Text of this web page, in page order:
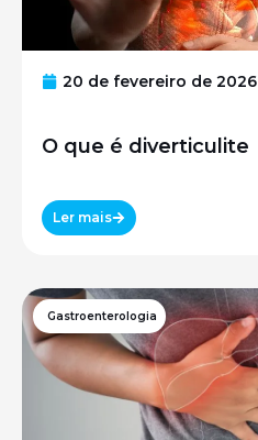
20 de fevereiro de 2026
O que é diverticulite
Ler mais
Gastroenterologia